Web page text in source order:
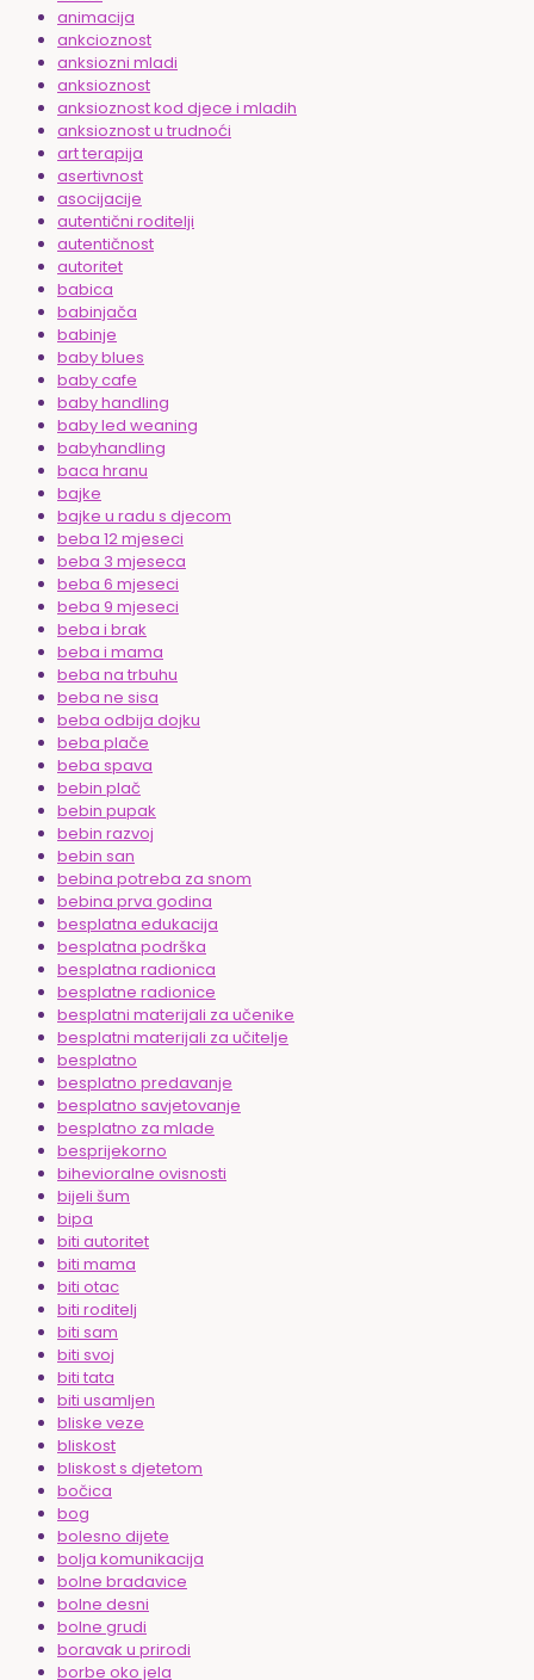
animacija
ankcioznost
anksiozni mladi
anksioznost
anksioznost kod djece i mladih
anksioznost u trudnoći
art terapija
asertivnost
asocijacije
autentični roditelji
autentičnost
autoritet
babica
babinjača
babinje
baby blues
baby cafe
baby handling
baby led weaning
babyhandling
baca hranu
bajke
bajke u radu s djecom
beba 12 mjeseci
beba 3 mjeseca
beba 6 mjeseci
beba 9 mjeseci
beba i brak
beba i mama
beba na trbuhu
beba ne sisa
beba odbija dojku
beba plače
beba spava
bebin plač
bebin pupak
bebin razvoj
bebin san
bebina potreba za snom
bebina prva godina
besplatna edukacija
besplatna podrška
besplatna radionica
besplatne radionice
besplatni materijali za učenike
besplatni materijali za učitelje
besplatno
besplatno predavanje
besplatno savjetovanje
besplatno za mlade
besprijekorno
bihevioralne ovisnosti
bijeli šum
bipa
biti autoritet
biti mama
biti otac
biti roditelj
biti sam
biti svoj
biti tata
biti usamljen
bliske veze
bliskost
bliskost s djetetom
bočica
bog
bolesno dijete
bolja komunikacija
bolne bradavice
bolne desni
bolne grudi
boravak u prirodi
borbe oko jela